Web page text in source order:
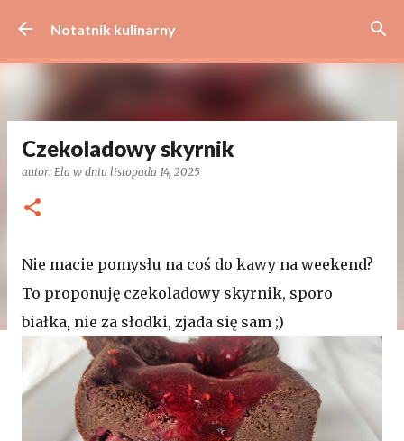
Przejdź do głównej zawartości
Notatnik kulinarny
Czekoladowy skyrnik
autor: Ela w dniu listopada 14, 2025
Nie macie pomysłu na coś do kawy na weekend?
To proponuję czekoladowy skyrnik, sporo
białka, nie za słodki, zjada się sam ;)